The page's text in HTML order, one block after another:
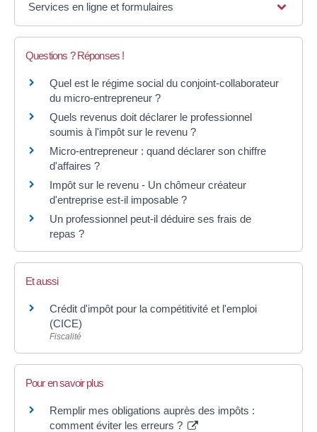
Services en ligne et formulaires
Questions ? Réponses !
Quel est le régime social du conjoint-collaborateur
du micro-entrepreneur ?
Quels revenus doit déclarer le professionnel
soumis à l'impôt sur le revenu ?
Micro-entrepreneur : quand déclarer son chiffre
d'affaires ?
Impôt sur le revenu - Un chômeur créateur
d'entreprise est-il imposable ?
Un professionnel peut-il déduire ses frais de
repas ?
Et aussi
Crédit d'impôt pour la compétitivité et l'emploi
(CICE)
Fiscalité
Pour en savoir plus
Remplir mes obligations auprès des impôts :
comment éviter les erreurs ?